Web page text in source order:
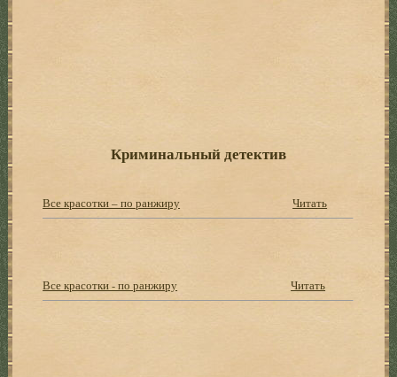
Криминальный детектив
Все красотки – по ранжиру Читать
Все красотки - по ранжиру Читать